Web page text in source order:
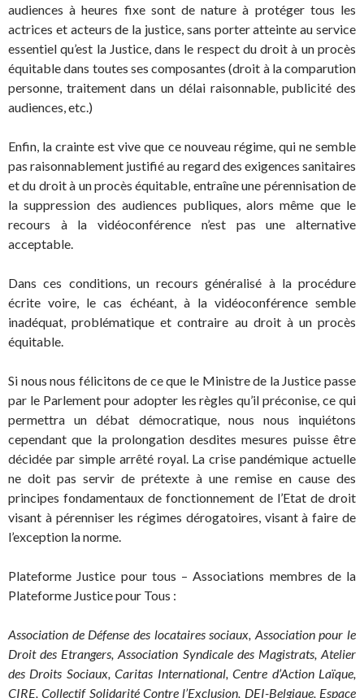
audiences à heures fixe sont de nature à protéger tous les
actrices et acteurs de la justice, sans porter atteinte au service
essentiel qu’est la Justice, dans le respect du droit à un procès
équitable dans toutes ses composantes (droit à la comparution
personne, traitement dans un délai raisonnable, publicité des
audiences, etc.)
Enfin, la crainte est vive que ce nouveau régime, qui ne semble
pas raisonnablement justifié au regard des exigences sanitaires
et du droit à un procès équitable, entraîne une pérennisation de
la suppression des audiences publiques, alors même que le
recours à la vidéoconférence n’est pas une alternative
acceptable.
Dans ces conditions, un recours généralisé à la procédure
écrite voire, le cas échéant, à la vidéoconférence semble
inadéquat, problématique et contraire au droit à un procès
équitable.
Si nous nous félicitons de ce que le Ministre de la Justice passe
par le Parlement pour adopter les règles qu’il préconise, ce qui
permettra un débat démocratique, nous nous inquiétons
cependant que la prolongation desdites mesures puisse être
décidée par simple arrêté royal. La crise pandémique actuelle
ne doit pas servir de prétexte à une remise en cause des
principes fondamentaux de fonctionnement de l’Etat de droit
visant à pérenniser les régimes dérogatoires, visant à faire de
l’exception la norme.
Plateforme Justice pour tous – Associations membres de la
Plateforme Justice pour Tous :
Association de Défense des locataires sociaux, Association pour le
Droit des Etrangers, Association Syndicale des Magistrats, Atelier
des Droits Sociaux, Caritas International, Centre d’Action Laïque,
CIRE, Collectif Solidarité Contre l’Exclusion, DEI-Belgique, Espace